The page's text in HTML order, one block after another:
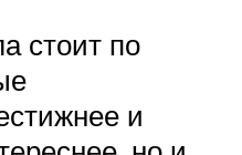
стоит по
и